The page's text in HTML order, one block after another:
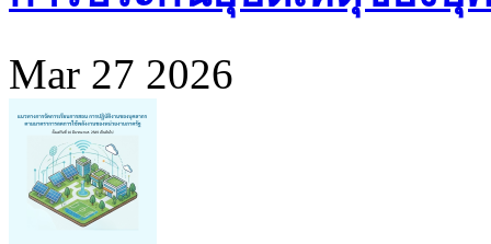
Mar 27 2026